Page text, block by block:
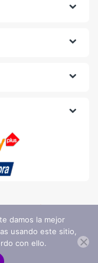
damos la mejor
usando este sitio,
con ello.